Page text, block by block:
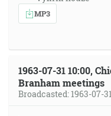
MP3
1963-07-31 10:00,
Branham meetings
Broadcasted: 1963-07-